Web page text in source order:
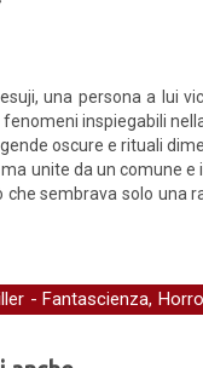
una persona a lui
inspiegabili
oscure e rituali
unite da un comune e
sembrava solo una
-Fantascienza,